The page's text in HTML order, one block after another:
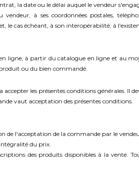
la date ou le délai auquel le vendeur
à ses coordonnées postales,
le cas échéant, à son interopérabilité, à
ligne, à partir du catalogue en ligne et au
ou du bien commandé.
les présentes conditions générales. Il
vaut acceptation des présentes conditions.
de l'acceptation de la commande par le
du prix.
des produits disponibles à la vente.